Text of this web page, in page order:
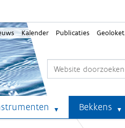
Kalender Publicaties Geoloket
Bekkens